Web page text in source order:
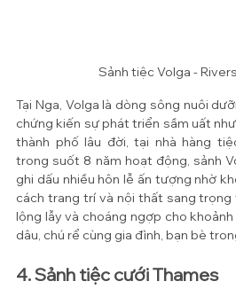
Sảnh tiệc Volga -
Tại Nga, Volga là dòng sông nuôi
chứng kiến sự phát triển sầm uất
thành phố lâu đời, tại nhà hàng
trong suốt 8 năm hoạt động, sảnh
ghi dấu nhiều hôn lễ ấn tượng nhờ
cách trang trí và nội thất sang
lộng lẫy và choáng ngợp cho
dâu, chú rể cùng gia đình, bạn bè
4. Sảnh tiệc cưới Thames